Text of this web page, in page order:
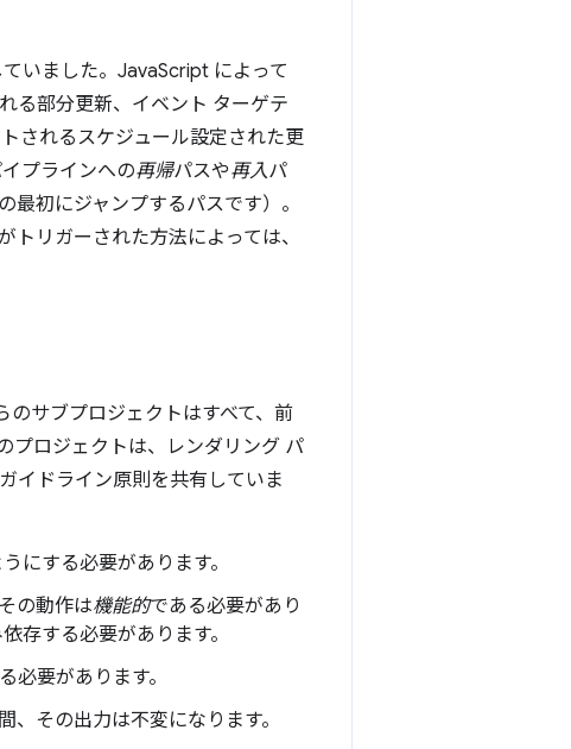
いました。JavaScript によって
る部分更新、イベント ターゲテ
されるスケジュール設定された更
プラインへの再帰パスや再入パ
初にジャンプするパスです）。
リガーされた方法によっては、
のサブプロジェクトはすべて、前
プロジェクトは、レンダリング パ
イドライン原則を共有していま
にする必要があります。
の動作は機能的である必要があり
存する必要があります。
必要があります。
その出力は不変になります。